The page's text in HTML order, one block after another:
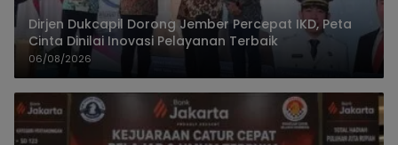
Dirjen Dukcapil Dorong Jember Percepat IKD, Peta
Cinta Dinilai Inovasi Pelayanan Terbaik
06/08/2026